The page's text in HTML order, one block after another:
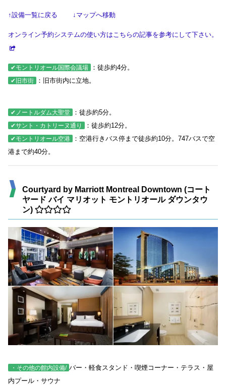
↑設備一覧に戻る ↓マップへ移動
オンライン予約システムの使い方はこちらの記事を参考にして下さい。
✔モントリオール国際会議場 ：徒歩約4分。
✔旧市街 ：旧市街内に立地。
✔ノートルダム大聖堂 ：徒歩約5分。
✔サント・カトリーヌ通り ：徒歩約12分。
✔モントリオール空港
：空港行きバス停まで徒歩約10分。747バスで空
港まで約40分。
Courtyard by Marriott Montreal Downtown (コート
ヤード バイ マリオット モントリオール ダウンタウ
ン)
・その他の館内設備/ バー・軽食スタンド・喫煙コーナー・テラス・屋
内プール・サウナ